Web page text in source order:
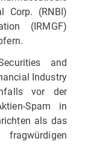
Corp. (RNBI)
(IRMGF)
and
Industry
vor der
Spam in
als das